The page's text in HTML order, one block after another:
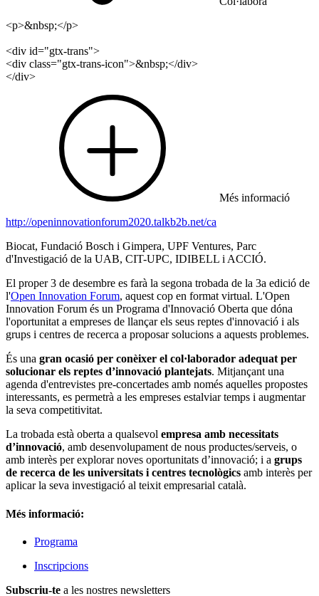
<p>&nbsp;</p>
<div id="gtx-trans">
<div class="gtx-trans-icon">&nbsp;</div>
</div>
Més informació
http://openinnovationforum2020.talkb2b.net/ca
Biocat, Fundació Bosch i Gimpera, UPF Ventures, Parc
d'Investigació de la UAB, CIT-UPC, IDIBELL i ACCIÓ.
El proper 3 de desembre es farà la segona trobada de la 3a edició de
l'Open Innovation Forum, aquest cop en format virtual. L'Open
Innovation Forum és un Programa d'Innovació Oberta que dóna
l'oportunitat a empreses de llançar els seus reptes d'innovació i als
grups i centres de recerca a proposar solucions a aquests problemes.
És una gran ocasió per conèixer el col·laborador adequat per
solucionar els reptes d’innovació plantejats. Mitjançant una
agenda d'entrevistes pre-concertades amb només aquelles propostes
interessants, es permetrà a les empreses estalviar temps i augmentar
la seva competitivitat.
La trobada està oberta a qualsevol empresa amb necessitats
d’innovació, amb desenvolupament de nous productes/serveis, o
amb interès per explorar noves oportunitats d’innovació; i a grups
de recerca de les universitats i centres tecnològics amb interès per
aplicar la seva investigació al teixit empresarial català.
Més informació:
Programa
Inscripcions
Subscriu-te a les nostres newsletters